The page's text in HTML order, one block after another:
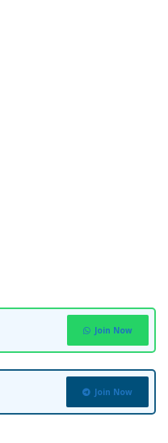
Join Now
Join Now